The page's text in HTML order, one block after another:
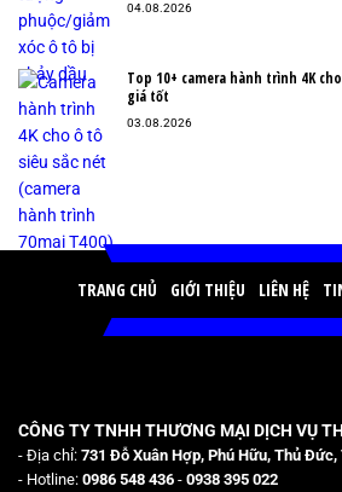
04.08.2026
Top 10+ camera hành trình 4K
giá tốt
03.08.2026
TRANG CHỦ GIỚI THIỆU LIÊN HỆ
CÔNG TY TNHH THƯƠNG MẠI DỊCH VỤ
- Địa chỉ: 731 Đỗ Xuân Hợp, Phú Hữu, Thủ Đức,
- Hotline: 0986 548 436 - 0938 395 022